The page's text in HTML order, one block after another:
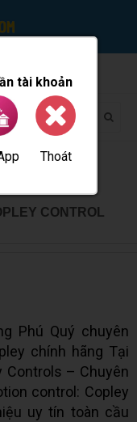
tài khoản
Thoát
CONTROL
Phú Quý chuyên
chính hãng Tại
Controls – Chuyên
control: Copley
uy tín toàn cầu